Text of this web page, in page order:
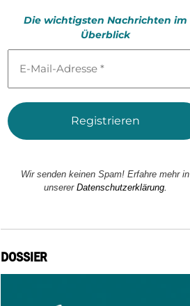
Die wichtigsten Nachrichten im
Überblick
Mail-
*
Wir senden keinen Spam! Erfahre mehr in
unserer Datenschutzerklärung.
DOSSIER